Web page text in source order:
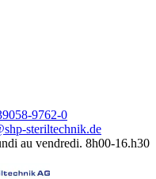
9762-0
steriltechnik.de
au vendredi. 8h00-16.h30